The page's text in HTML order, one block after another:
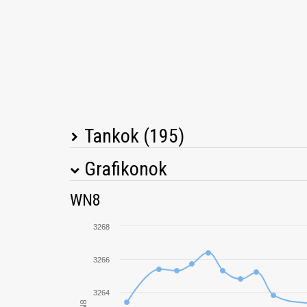
Tankok (195)
Tank neve M
Škoda T 56
Grafikonok
WN8
3264
3266
3268